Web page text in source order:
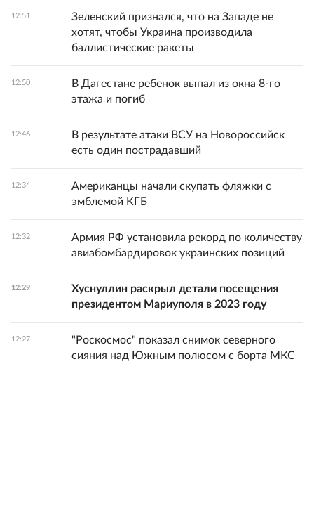
12:51
Зеленский признался, что на Западе не
хотят, чтобы Украина производила
баллистические ракеты
12:50
В Дагестане ребенок выпал из окна 8-го
этажа и погиб
12:46
В результате атаки ВСУ на Новороссийск
есть один пострадавший
12:34
Американцы начали скупать фляжки с
эмблемой КГБ
12:32
Армия РФ установила рекорд по количеству
авиабомбардировок украинских позиций
12:29
Хуснуллин раскрыл детали посещения
президентом Мариуполя в 2023 году
12:27
"Роскосмос" показал снимок северного
сияния над Южным полюсом с борта МКС